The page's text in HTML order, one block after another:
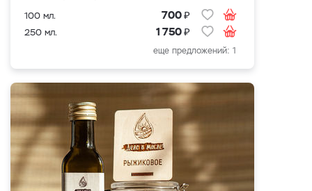
100 мл. 700₽
250 мл. 1 750₽
еще предложений: 1